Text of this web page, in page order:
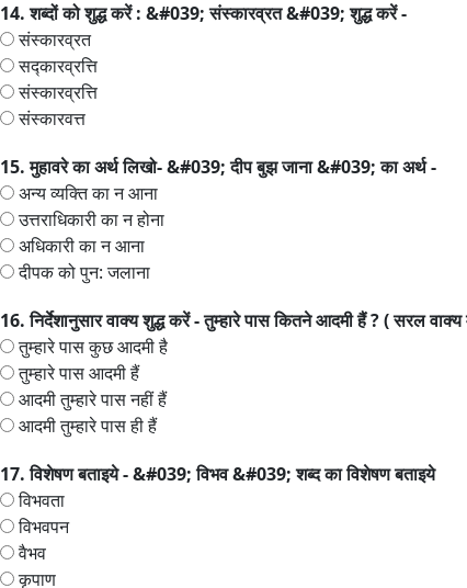
14. शब्दों को शुद्ध करें : &#039; संस्कारव्रत &#039; शुद्ध करें -
संस्कारव्रत
सद्कारव्रत्ति
संस्कारव्रत्ति
संस्कारवत्त
15. मुहावरे का अर्थ लिखो- &#039; दीप बुझ जाना &#039; का अर्थ -
अन्य व्यक्ति का न आना
उत्तराधिकारी का न होना
अधिकारी का न आना
दीपक को पुन: जलाना
16. निर्देशानुसार वाक्य शुद्ध करें - तुम्हारे पास कितने आदमी हैं ? ( सरल वाक्य
तुम्हारे पास कुछ आदमी है
तुम्हारे पास आदमी हैं
आदमी तुम्हारे पास नहीं हैं
आदमी तुम्हारे पास ही हैं
17. विशेषण बताइये - &#039; विभव &#039; शब्द का विशेषण बताइये
विभवता
विभवपन
वैभव
कृपाण